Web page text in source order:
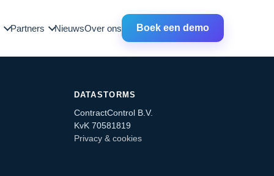
Partners NieuwsOver ons Boek een demo
DATASTORMS
ContractControl B.V.
KvK 70581819
Privacy & cookies